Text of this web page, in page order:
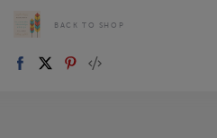
BACK TO SHOP